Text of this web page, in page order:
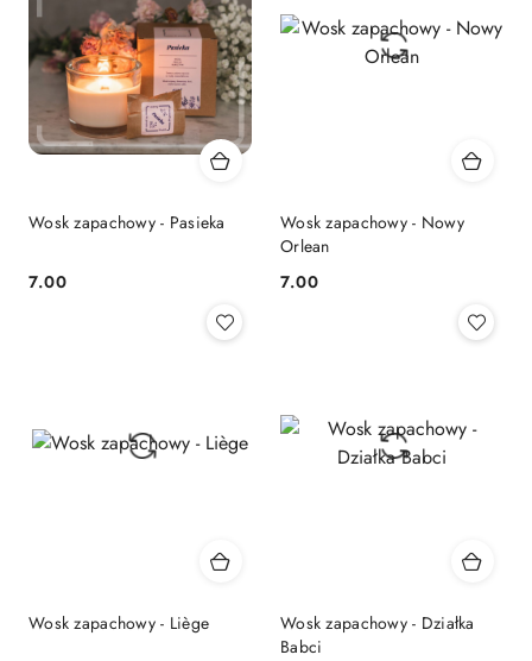
Wosk zapachowy - Pasieka
Cena:
7.00
Wosk zapachowy - Nowy
Orlean
Cena:
7.00
Wosk zapachowy - Liège
Wosk zapachowy - Działka
Babci